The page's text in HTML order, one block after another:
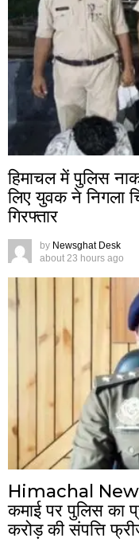
हिमाचल में पुलिस
लिए युवक ने निगला
गिरफ्तार
by Newsghat Desk
about 23 hours ago
Himachal News:
कमाई पर पुलिस का
करोड़ की संपत्ति